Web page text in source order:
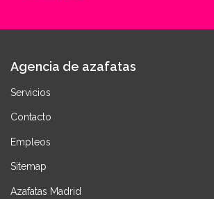
Agencia de azafatas
Servicios
Contacto
Empleos
Sitemap
Azafatas Madrid